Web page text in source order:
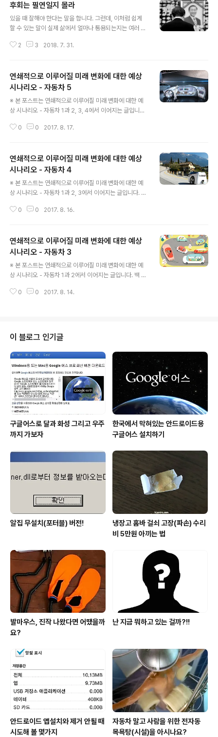
후회는 필연일지 몰라
있을 때 잘해야 한다는 말을 합니다. 그런데, 이처럼 쉽게
할 수 있는 말이 실제 삶에서 얼마나 통용되는지는 여러 말
다. 하지만 너무도 당연히 여기는 것이라서 그냥 그런 줄 알
한 사례들로 남녀 간의 사랑을 주제로 하는 노래 역시 그렇
습니다. 떠난 사람을 그리워하거나 자신을 좋아하지 않는,
아니 홀로 좋아하는 이성을 향한 애절한 가사들은 원래 그
런 거라고 느껴질 만큼 같습니다. 추상적 감정만이 아닙니
다. 사용하던 물건들도 있을 땐 몰랐는데, 없으면 불편할 때
가 적지 않으니 말이죠. 하지만 생각해보면 그 이유는 정말
2 3 2018. 7. 31.
연쇄적으로 이루어질 미래 변화에 대한 예상
시나리오 - 자동차 5
※ 본 포스트는 연쇄적으로 이루어질 미래 변화에 대한 예
상 시나리오 - 자동차 1과 2, 3, 4에서 이어지는 글입니다.
한 이야기를 엮어가고 있습니다. 상기 안내 글에서 보시다
정한 미래 자동차를 중심으로 하고 있습니다. 자동차를 중
심 소재로 설정한 이유는 자동차에 대한 애착이 있다거나
특별함이 있어서라기 보다 자동차가 지니는 대중적 인식
정도에서 가장 무난한 것이기도 하거니와 미래 변화의 키
워드가 되는 단어가 미래의 상징으로써 자동차라는 단어
앞에 수식어로 붙기 때문입니다. 바로 "무인"이라는 단어입
0 0 2017. 8. 17.
연쇄적으로 이루어질 미래 변화에 대한 예상
시나리오 - 자동차 4
※ 본 포스트는 연쇄적으로 이루어질 미래 변화에 대한 예
상 시나리오 - 자동차 1과 2, 3에서 이어지는 글입니다. 이
기 전체를 알고 있거나 말할 수 있는 이는 그 누구도 없어
가능한 일이기 때문일 겁니다. 그래서 분야별 박사는 있어
도 전체를 아우르는 박식가는 존재할 수 없는 것이라고 생
각합니다. 물론, 자기주장은 있을 수 있을 테지만 그건 오로
지 그와 그를 추종하는 이들의 주장일 뿐이라고 봅니다. 이
있을까요? 상징적 호칭이라는 의미로써... 빅데이터에 대한
0 0 2017. 8. 16.
연쇄적으로 이루어질 미래 변화에 대한 예상
시나리오 - 자동차 3
※ 본 포스트는 연쇄적으로 이루어질 미래 변화에 대한 예
상 시나리오 - 자동차 1과 2에서 이어지는 글입니다. 백 년
해서는 안 되는 시대가 열렸습니다. 실제 현실에서는 아직
비교할 수 없을 만큼 안전과 안정성이 확보된 최첨단 기술
이 총망라된 무인 자동차 시대가 도래한 겁니다. 이제 이전
과 같은 신호 체계도 필요하지 않습니다. 형평성의 문제를
비롯한 효과 및 효율성에 있어 논란이 지속되었던(그러나
국가라는 보이지 않는 힘에 의해 어쩔 수 없이 받아들여야
만 했던) 과속 단속이나 신호 위..
0 0 2017. 8. 14.
이 블로그 인기글
구글어스로 달과 화성 그리고 우주
까지 가보자
한국에서 막혀있는 안드로이드용
구글어스 설치하기
알집 무설치(포터블) 버전!
냉장고 홈바 걸쇠 고장(파손) 수리
비 5만원 아끼는 법
발마우스, 진작 나왔다면 어땠을까
요?
난 지금 뭐하고 있는 걸까?!!
안드로이드 앱설치와 제거 안될 때
시도해 볼 몇가지
자동차 말고 사람을 위한 전자동
목욕탕(시설)을 아시나요?